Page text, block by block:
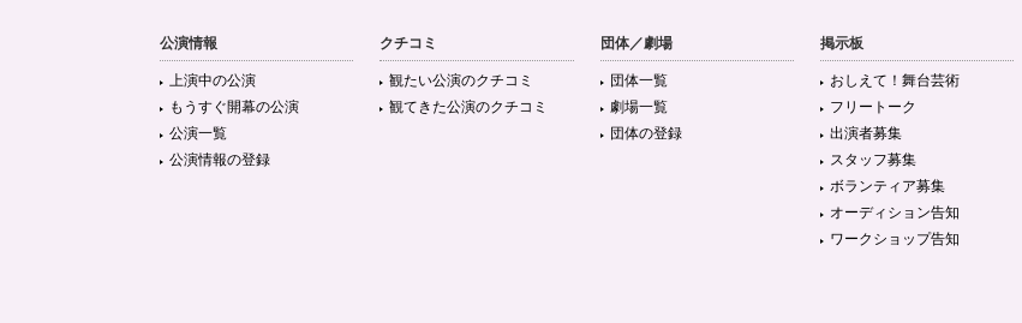
公演情報
上演中の公演
もうすぐ開幕の公演
公演一覧
公演情報の登録
クチコミ
観たい公演のクチコミ
観てきた公演のクチコミ
団体／劇場
団体一覧
劇場一覧
団体の登録
掲示板
おしえて！舞台芸術
フリートーク
出演者募集
スタッフ募集
ボランティア募集
オーディション告知
ワークショップ告知